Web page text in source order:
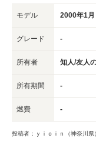
モデル 2000年1
グレード -
所有者 知人/友人
所有期間 -
燃費 -
投稿者：ｙｉｏｉｎ（神奈川県